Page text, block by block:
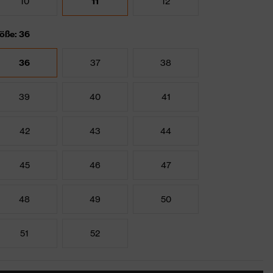
36
36 37 38
39 40 41
42 43 44
45 46 47
48 49 50
51 52